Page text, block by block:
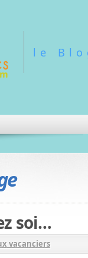
le
soi…
vacanciers